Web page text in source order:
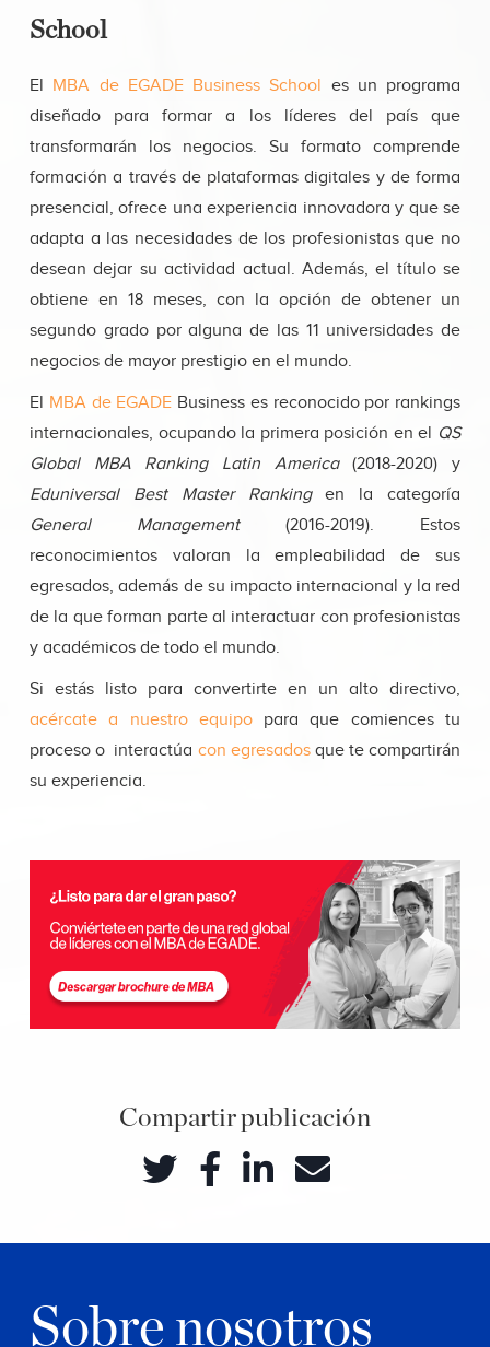
School
El MBA de EGADE Business School es un programa
diseñado para formar a los líderes del país que
transformarán los negocios. Su formato comprende
formación a través de plataformas digitales y de forma
presencial, ofrece una experiencia innovadora y que se
adapta a las necesidades de los profesionistas que no
desean dejar su actividad actual. Además, el título se
obtiene en 18 meses, con la opción de obtener un
segundo grado por alguna de las 11 universidades de
negocios de mayor prestigio en el mundo.
El MBA de EGADE Business es reconocido por rankings
internacionales, ocupando la primera posición en el QS
Global MBA Ranking Latin America(2018-2020) y
Eduniversal Best Master Rankingen la categoría
General Management(2016-2019). Estos
reconocimientos valoran la empleabilidad de sus
egresados, además de su impacto internacional y la red
de la que forman parte al interactuar con profesionistas
y académicos de todo el mundo.
Si estás listo para convertirte en un alto directivo,
acércate a nuestro equipopara que comiences tu
proceso o interactúa con egresadosque te compartirán
su experiencia.
Compartir publicación
Sobre nosotros